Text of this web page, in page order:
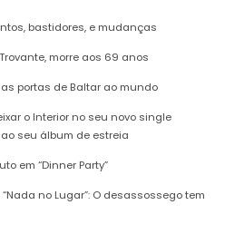
bastidores, e mudanças
morre aos 69 anos
portas de Baltar ao mundo
o Interior no seu novo single
seu álbum de estreia
em “Dinner Party”
no Lugar”: O desassossego tem